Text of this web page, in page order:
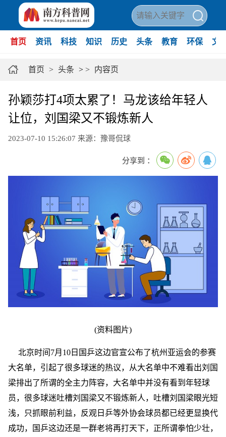
首页 资讯 科技 知识 历史 头条 教育 环保 文
首页 > 头条 > > 内容页
孙颖莎打4项太累了！马龙该给年轻人
让位，刘国梁又不锻炼新人
2023-07-10 15:26:07 来源：豫哥侃球
分享到 ：
(资料图片)
北京时间7月10日国乒这边官宣公布了杭州亚运会的参赛
大名单，引起了很多球迷的热议，从大名单中不难看出刘国
梁排出了所谓的全主力阵容，大名单中并没有看到年轻球
员，很多球迷吐槽刘国梁又不锻炼新人，吐槽刘国梁眼光短
浅，只抓眼前利益，反观日乒等外协会球员都已经更显换代
成功，国乒这边还是一群老将再打天下，正所谓拳怕少壮，